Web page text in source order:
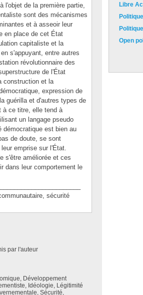
l'objet de la première partie,
sont des mécanismes
et à asseoir leur
en place de cet État
capitaliste et la
s'appuyant, entre autres
révolutionnaire des
de l'État
construction et la
expression de
guérilla et d'autres types de
à ce titre, elle tend à
un langage pseudo
démocratique est bien au
de doute, se sont
emprise sur l'État.
s'être améliorée et ces
dans leur comportement le
sécurité
par l'auteur
Développement
Idéologie, Légitimité
Sécurité,
Libre
Open